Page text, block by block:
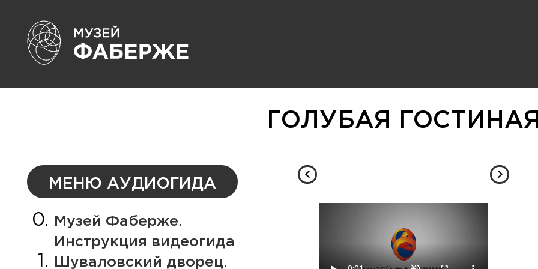
ГОЛУБАЯ
МЕНЮ АУДИОГИДА
Музей Фаберже.
Инструкция видеогида
Шуваловский дворец.